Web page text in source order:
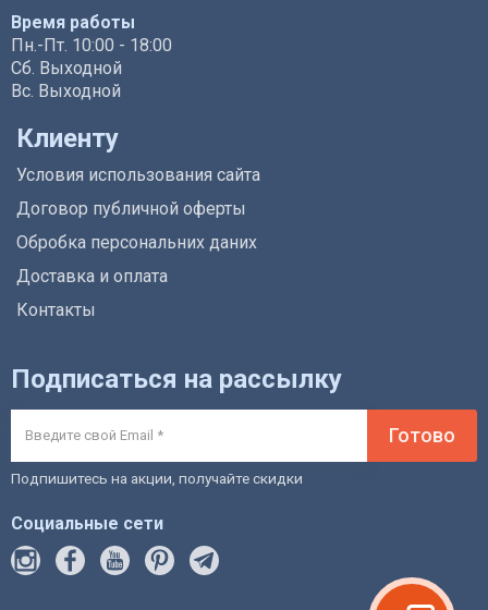
Время работы
Пн.-Пт. 10:00 - 18:00
Сб. Выходной
Вс. Выходной
Клиенту
Условия использования сайта
Договор публичной оферты
Обробка персональних даних
Доставка и оплата
Контакты
Подписаться на рассылку
Готово
Подпишитесь на акции, получайте скидки
Социальные сети